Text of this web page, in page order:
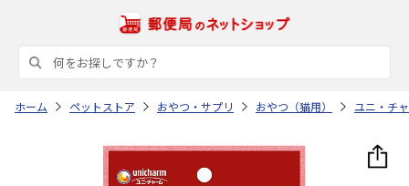
ホーム ペットストア おやつ・サプリ おやつ（猫用） ユニ・チ